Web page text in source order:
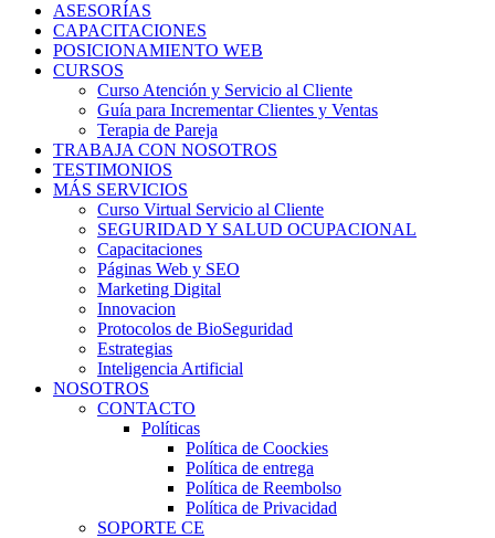
ASESORÍAS
CAPACITACIONES
POSICIONAMIENTO WEB
CURSOS
Curso Atención y Servicio al Cliente
Guía para Incrementar Clientes y Ventas
Terapia de Pareja
TRABAJA CON NOSOTROS
TESTIMONIOS
MÁS SERVICIOS
Curso Virtual Servicio al Cliente
SEGURIDAD Y SALUD OCUPACIONAL
Capacitaciones
Páginas Web y SEO
Marketing Digital
Innovacion
Protocolos de BioSeguridad
Estrategias
Inteligencia Artificial
NOSOTROS
CONTACTO
Políticas
Política de Coockies
Política de entrega
Política de Reembolso
Política de Privacidad
SOPORTE CE